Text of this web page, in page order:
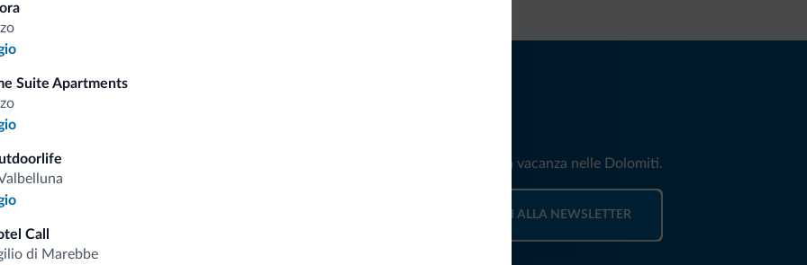
Suite Apartments
Call
di Marebbe
Riceverai informazioni, offerte esclusive e news per la tua vacanza nelle Dolomiti.
ISCRIVITI ALLA NEWSLETTER